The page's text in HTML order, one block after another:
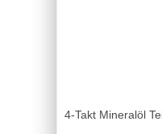
4-Takt Mineralöl